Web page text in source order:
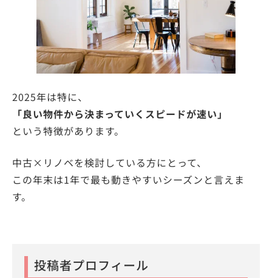
2025年は特に、
「良い物件から決まっていくスピードが速い」
という特徴があります。
中古×リノベを検討している方にとって、
この年末は1年で最も動きやすいシーズンと言えま
す。
投稿者プロフィール